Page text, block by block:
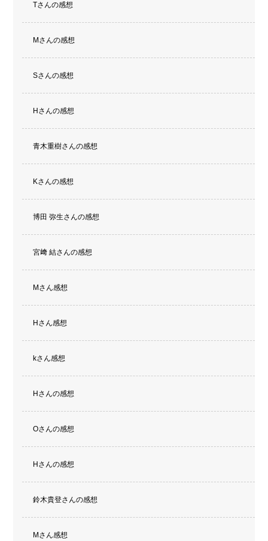
Tさんの感想
Mさんの感想
Sさんの感想
Hさんの感想
青木重樹さんの感想
Kさんの感想
博田 弥生さんの感想
宮﨑 結さんの感想
Mさん感想
Hさん感想
kさん感想
Hさんの感想
Oさんの感想
Hさんの感想
鈴木貴登さんの感想
Mさん感想